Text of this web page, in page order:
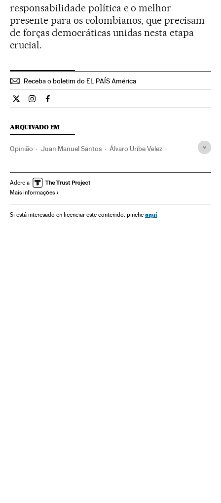
responsabilidade política e o melhor
presente para os colombianos, que precisam
de forças democráticas unidas nesta etapa
crucial.
Receba o boletim do EL PAÍS América
Opiniao El País Brasil en Twitter
Opiniao El País Brasil en Instagram
Opiniao El País Brasil en Facebook
ARQUIVADO EM
Opinião Juan Manuel Santos Álvaro Uribe Velez
Guerrilhas Negociações paz
Processo paz
Eleições Grupos terroristas Conflitos América
Adere a
Mais informações
Si está interesado en licenciar este contenido, pinche aquí